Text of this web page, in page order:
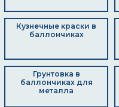
Кузнечные краски в
баллончиках
Грунтовка в
баллончиках для
металла